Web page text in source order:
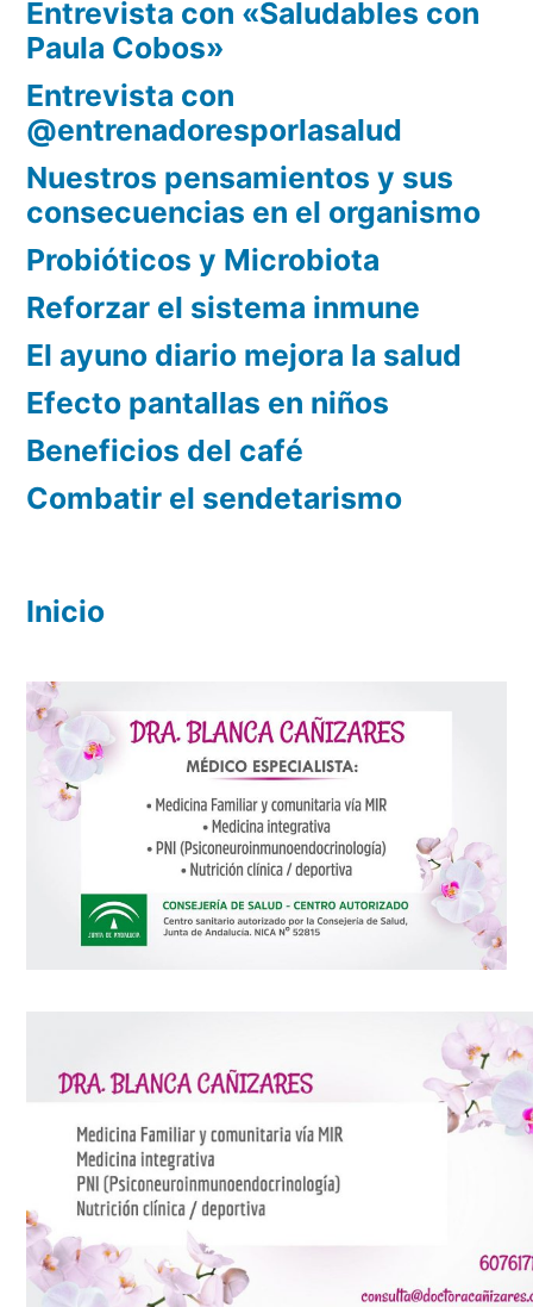
Entrevista con «Saludables con
Paula Cobos»
Entrevista con
@entrenadoresporlasalud
Nuestros pensamientos y sus
consecuencias en el organismo
Probióticos y Microbiota
Reforzar el sistema inmune
El ayuno diario mejora la salud
Efecto pantallas en niños
Beneficios del café
Combatir el sendetarismo
Inicio